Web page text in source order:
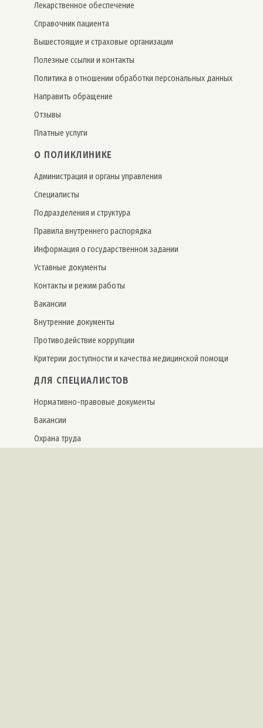
Лекарственное обеспечение
Справочник пациента
Вышестоящие и страховые организации
Полезные ссылки и контакты
Политика в отношении обработки персональных данных
Направить обращение
Отзывы
Платные услуги
О ПОЛИКЛИНИКЕ
Администрация и органы управления
Специалисты
Подразделения и структура
Правила внутреннего распорядка
Информация о государственном задании
Уставные документы
Контакты и режим работы
Вакансии
Внутренние документы
Противодействие коррупции
Критерии доступности и качества медицинской помощи
ДЛЯ СПЕЦИАЛИСТОВ
Нормативно-правовые документы
Вакансии
Охрана труда